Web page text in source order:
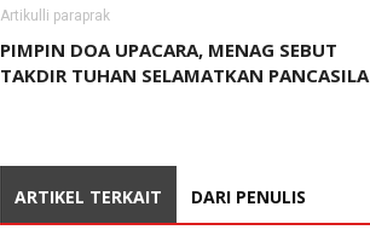
Artikulli paraprak
PIMPIN DOA UPACARA, MENAG SEBUT
TAKDIR TUHAN SELAMATKAN PANCASILA
ARTIKEL TERKAIT DARI PENULIS